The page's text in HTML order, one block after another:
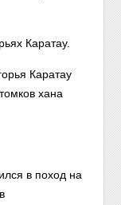
Каратау.
Каратау
хана
в поход на